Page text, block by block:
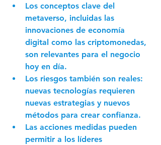
Los conceptos clave del
metaverso, incluidas las
innovaciones de economía
digital como las criptomonedas,
son relevantes para el negocio
hoy en día.
Los riesgos también son reales:
nuevas tecnologías requieren
nuevas estrategias y nuevos
métodos para crear confianza.
Las acciones medidas pueden
permitir a los líderes